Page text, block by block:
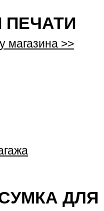
ПЕЧАТИ
магазина >>
СУМКА